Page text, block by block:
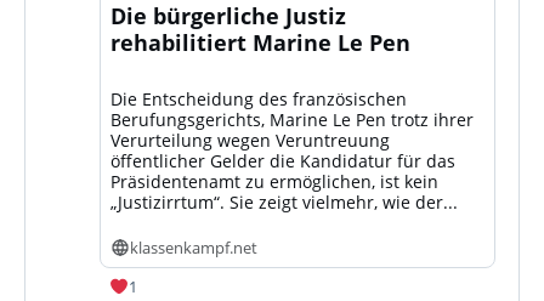
Die bürgerliche Justiz
rehabilitiert Marine Le Pen
Die Entscheidung des französischen
Berufungsgerichts, Marine Le Pen trotz ihrer
Verurteilung wegen Veruntreuung
öffentlicher Gelder die Kandidatur für das
Präsidentenamt zu ermöglichen, ist kein
„Justizirrtum“. Sie zeigt vielmehr, wie der...
klassenkampf.net
1